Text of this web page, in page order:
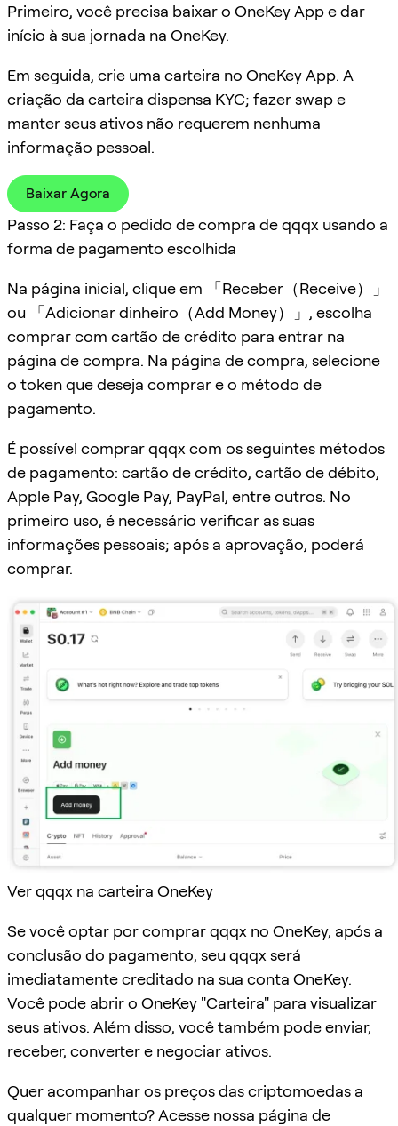
Primeiro, você precisa baixar o OneKey App e dar
início à sua jornada na OneKey.
Em seguida, crie uma carteira no OneKey App. A
criação da carteira dispensa KYC; fazer swap e
manter seus ativos não requerem nenhuma
informação pessoal.
Baixar Agora
Passo 2: Faça o pedido de compra de qqqx usando a
forma de pagamento escolhida
Na página inicial, clique em 「Receber（Receive）」
ou 「Adicionar dinheiro（Add Money）」, escolha
comprar com cartão de crédito para entrar na
página de compra. Na página de compra, selecione
o token que deseja comprar e o método de
pagamento.
É possível comprar qqqx com os seguintes métodos
de pagamento: cartão de crédito, cartão de débito,
Apple Pay, Google Pay, PayPal, entre outros. No
primeiro uso, é necessário verificar as suas
informações pessoais; após a aprovação, poderá
comprar.
Ver qqqx na carteira OneKey
Se você optar por comprar qqqx no OneKey, após a
conclusão do pagamento, seu qqqx será
imediatamente creditado na sua conta OneKey.
Você pode abrir o OneKey "Carteira" para visualizar
seus ativos. Além disso, você também pode enviar,
receber, converter e negociar ativos.
Quer acompanhar os preços das criptomoedas a
qualquer momento? Acesse nossa página de